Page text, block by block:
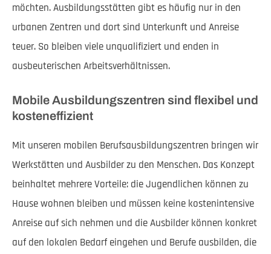
möchten. Ausbildungsstätten gibt es häufig nur in den
urbanen Zentren und dort sind Unterkunft und Anreise
teuer. So bleiben viele unqualifiziert und enden in
ausbeuterischen Arbeitsverhältnissen.
Mobile Ausbildungszentren sind flexibel und
kosteneffizient
Mit unseren mobilen Berufsausbildungszentren bringen wir
Werkstätten und Ausbilder zu den Menschen. Das Konzept
beinhaltet mehrere Vorteile: die Jugendlichen können zu
Hause wohnen bleiben und müssen keine kostenintensive
Anreise auf sich nehmen und die Ausbilder können konkret
auf den lokalen Bedarf eingehen und Berufe ausbilden, die